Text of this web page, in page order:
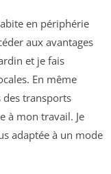
en périphérie
aux avantages
et je fais
En même
des transports
à mon travail. Je
adaptée à un mode